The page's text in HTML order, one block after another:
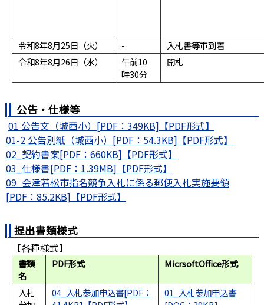
令和8年8月25日（火） -
入札書等市到着
令和8年8月26日（水）
午前10
時30分
開札
公告・仕様等
01 公告文（城西小）[PDF：349KB]
01-2 公告別紙（城西小）[PDF：54.3KB]
02_契約書案[PDF：660KB]
03_仕様書[PDF：1.39MB]
09_会津若松市指名競争入札に係る郵便入札実施要領
[PDF：85.2KB]
提出書類様式
【各種様式】
書類
名
PDF形式 MicrsoftOffice形式
入札
04_入札参加申込書[PDF：
01_入札参加申込書